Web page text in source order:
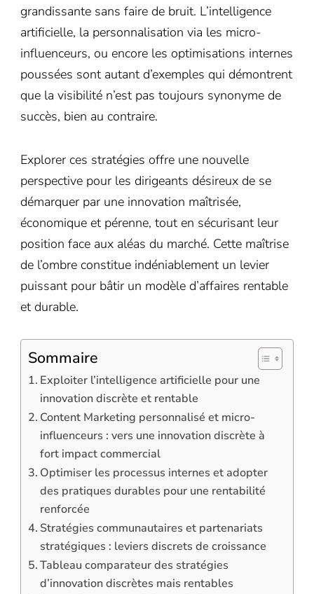
grandissante sans faire de bruit. L’intelligence
artificielle, la personnalisation via les micro-
influenceurs, ou encore les optimisations internes
poussées sont autant d’exemples qui démontrent
que la visibilité n’est pas toujours synonyme de
succès, bien au contraire.
Explorer ces stratégies offre une nouvelle
perspective pour les dirigeants désireux de se
démarquer par une innovation maîtrisée,
économique et pérenne, tout en sécurisant leur
position face aux aléas du marché. Cette maîtrise
de l’ombre constitue indéniablement un levier
puissant pour bâtir un modèle d’affaires rentable
et durable.
Sommaire
Exploiter l’intelligence artificielle pour une
innovation discrète et rentable
Content Marketing personnalisé et micro-
influenceurs : vers une innovation discrète à
fort impact commercial
Optimiser les processus internes et adopter
des pratiques durables pour une rentabilité
renforcée
Stratégies communautaires et partenariats
stratégiques : leviers discrets de croissance
Tableau comparateur des stratégies
d’innovation discrètes mais rentables